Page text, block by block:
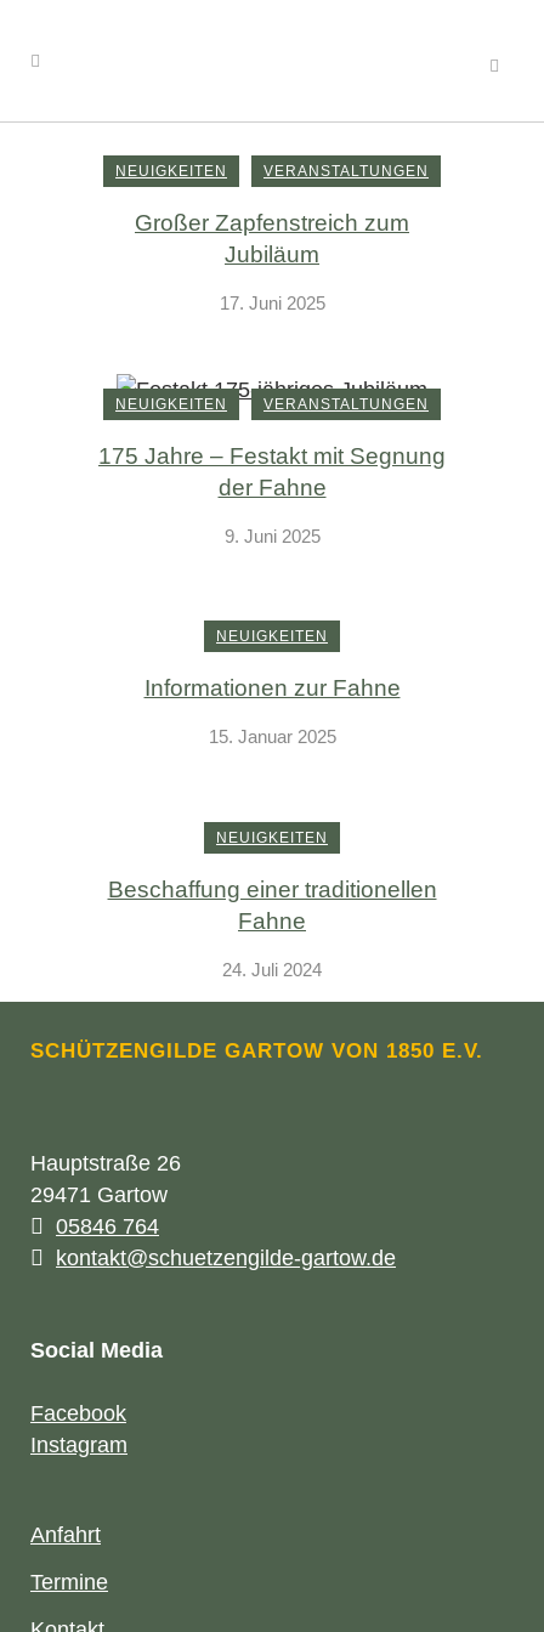
NEUIGKEITEN VERANSTALTUNGEN
Großer Zapfenstreich zum
Jubiläum
17. Juni 2025
NEUIGKEITEN VERANSTALTUNGEN
175 Jahre – Festakt mit Segnung
der Fahne
9. Juni 2025
NEUIGKEITEN
Informationen zur Fahne
15. Januar 2025
NEUIGKEITEN
Beschaffung einer traditionellen
Fahne
24. Juli 2024
SCHÜTZENGILDE GARTOW VON 1850 E.V.
Hauptstraße 26
29471 Gartow
05846 764
kontakt@schuetzengilde-gartow.de
Social Media
Facebook
Instagram
Anfahrt
Termine